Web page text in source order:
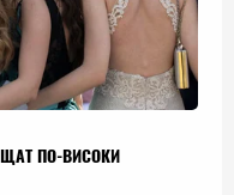
ПО-ВИСОКИ